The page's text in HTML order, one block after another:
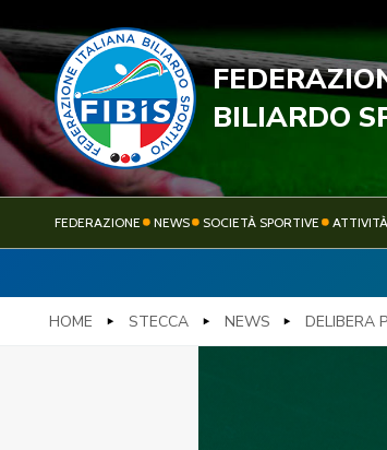
BILIARDO
FEDERAZIONE NEWS SOCIETÀ SPORTIVE
HOME STECCA NEWS DELIBERA